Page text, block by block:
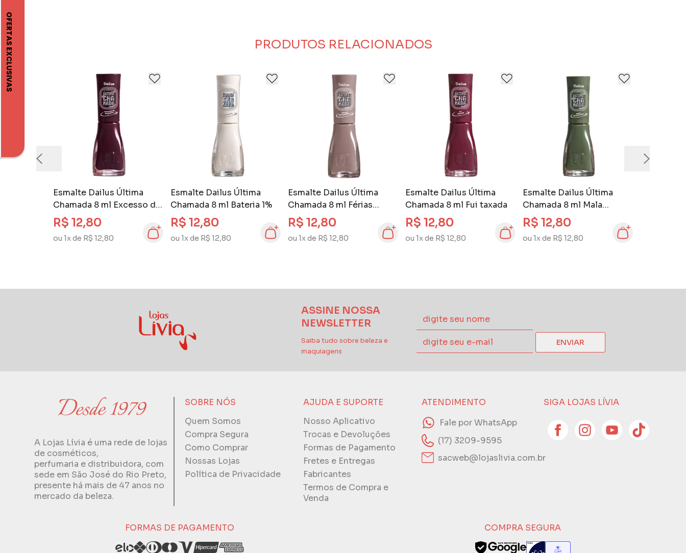
PRODUTOS RELACIONADOS
Esmalte Dailus Última
Chamada 8 ml Excesso de
Bagagem
R$ 12,80
ou 1x de R$ 12,80
Esmalte Dailus Última
Chamada 8 ml Bateria 1%
R$ 12,80
ou 1x de R$ 12,80
Esmalte Dailus Última
Chamada 8 ml Férias
Parceladas
R$ 12,80
ou 1x de R$ 12,80
Esmalte Dailus Última
Chamada 8 ml Fui taxada
R$ 12,80
ou 1x de R$ 12,80
Esmalte Dailus Última
Chamada 8 ml Mala
Extraviada
R$ 12,80
ou 1x de R$ 12,80
ASSINE NOSSA
NEWSLETTER
Saiba tudo sobre beleza e
maquiagens
ENVIAR
A Lojas Lívia é uma rede de lojas
de cosméticos,
perfumaria e distribuidora, com
sede em São José do Rio Preto,
presente há mais de 47 anos no
mercado da beleza.
SOBRE NÓS
Quem Somos
Compra Segura
Como Comprar
Nossas Lojas
Política de Privacidade
AJUDA E SUPORTE
Nosso Aplicativo
Trocas e Devoluções
Formas de Pagamento
Fretes e Entregas
Fabricantes
Termos de Compra e
Venda
ATENDIMENTO
Fale por WhatsApp
(17) 3209-9595
sacweb@lojaslivia.com.br
SIGA LOJAS LÍVIA
FORMAS DE PAGAMENTO COMPRA SEGURA